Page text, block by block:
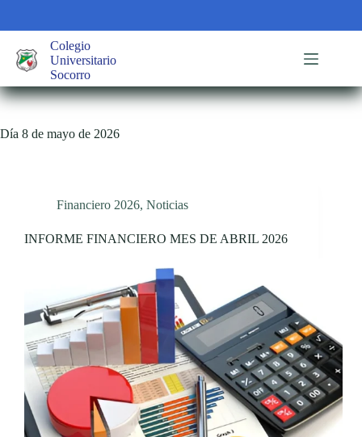
contenido
Colegio
Universitario
Socorro
Día 8 de mayo de 2026
Financiero 2026, Noticias
INFORME FINANCIERO MES DE ABRIL 2026